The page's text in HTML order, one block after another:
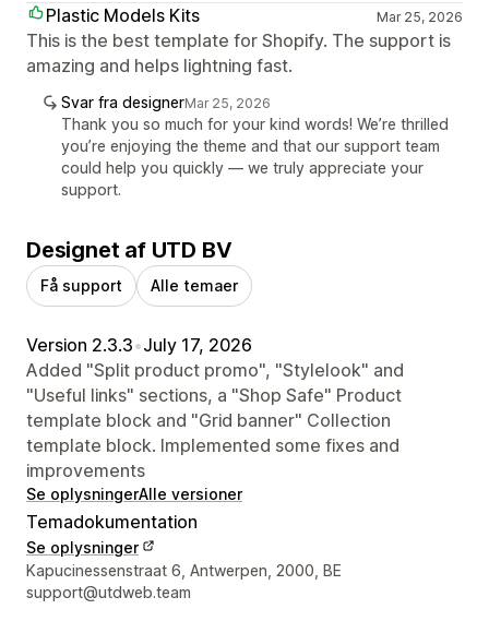
Plastic Models Kits Mar 25, 2026
This is the best template for Shopify. The support is
amazing and helps lightning fast.
Svar fra designerMar 25, 2026
Thank you so much for your kind words! We’re thrilled
you’re enjoying the theme and that our support team
could help you quickly — we truly appreciate your
support.
Designet af UTD BV
Få support Alle temaer
Version 2.3.3•July 17, 2026
Added "Split product promo", "Stylelook" and
"Useful links" sections, a "Shop Safe" Product
template block and "Grid banner" Collection
template block. Implemented some fixes and
improvements
Se oplysningerAlle versioner
Temadokumentation
Se oplysninger
Se kontaktoplysninger
Kapucinessenstraat 6, Antwerpen, 2000, BE
support@utdweb.team